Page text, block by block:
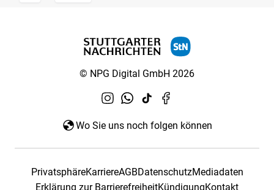
© NPG Digital GmbH 2026
Wo Sie uns noch folgen können
PrivatsphäreKarriereAGBDatenschutzMediadaten
Erklärung zur BarrierefreiheitKündigungKontakt